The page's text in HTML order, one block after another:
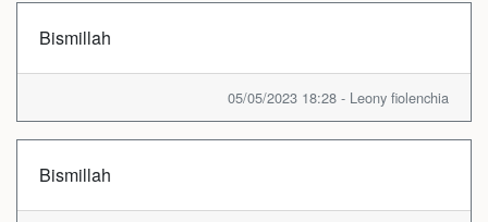
Bismillah
05/05/2023 18:28 - Leony fiolenchia
Bismillah